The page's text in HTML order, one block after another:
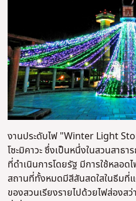
งานประดับไฟ "Winter Light
โซะมิคาวะ ซึ่งเป็นหนึ่งในสวนสาธ
ที่ดําเนินการโดยรัฐ มีการใช้หลอ
สถานที่ทั้งหมดมีสีสันสดใสในธีมที่
ของสวนเรียงรายไปด้วยไฟส่อง